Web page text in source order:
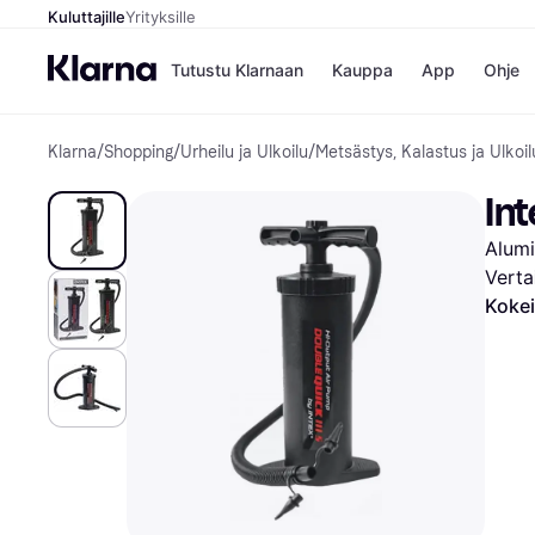
KuluttajilleYrityksille
Tutustu Klarnaan Kauppa
Kaupat
Gigantti
H&M
Peten
Wolt
App Ohje
Klarna/Shopping/Urheilu ja Ulkoilu/Metsästys, Kalastus ja